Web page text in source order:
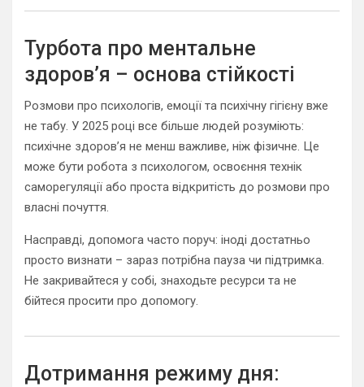
Турбота про ментальне
здоров’я – основа стійкості
Розмови про психологів, емоції та психічну гігієну вже
не табу. У 2025 році все більше людей розуміють:
психічне здоров’я не менш важливе, ніж фізичне. Це
може бути робота з психологом, освоєння технік
саморегуляції або проста відкритість до розмови про
власні почуття.
Насправді, допомога часто поруч: іноді достатньо
просто визнати – зараз потрібна пауза чи підтримка.
Не закривайтеся у собі, знаходьте ресурси та не
бійтеся просити про допомогу.
Дотримання режиму дня: